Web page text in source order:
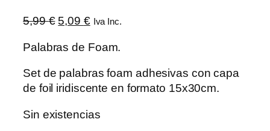
5,99€ El
original
era:
5,99 €.
5,09 €El
actual
5,09 €.
Iva Inc.
Palabras de Foam.
Set de palabras foam adhesivas con capa
de foil iridiscente en formato 15x30cm.
Sin existencias